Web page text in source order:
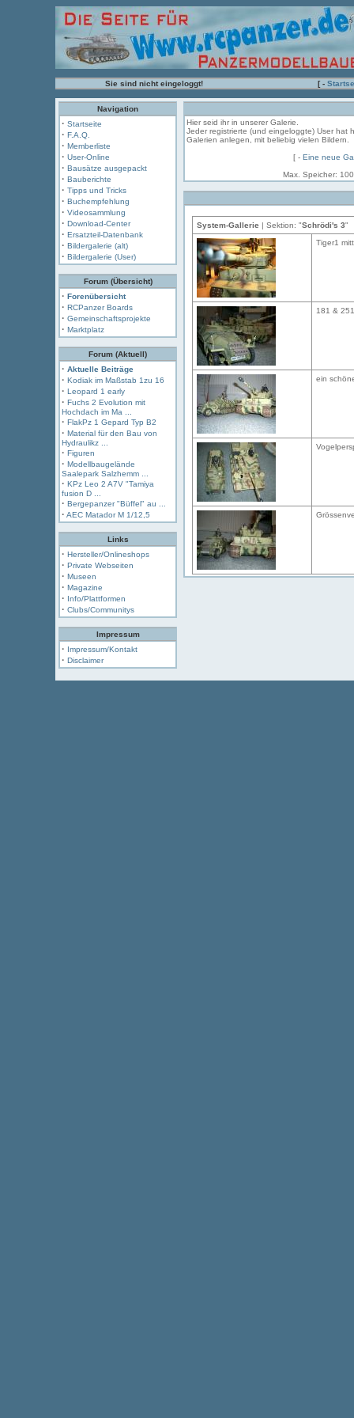
Sie sind nicht eingeloggt! [ -
Navigation
· Startseite
· F.A.Q.
· Memberliste
· User-Online
· Bausätze ausgepackt
· Bauberichte
· Tipps und Tricks
· Buchempfehlung
· Videosammlung
· Download-Center
· Ersatzteil-Datenbank
· Bildergalerie (alt)
· Bildergalerie (User)
Forum (Übersicht)
· Forenübersicht
· RCPanzer Boards
· Gemeinschaftsprojekte
· Marktplatz
Forum (Aktuell)
· Aktuelle Beiträge
· Kodiak im Maßstab 1zu 16
· Leopard 1 early
· Fuchs 2 Evolution mit
Hochdach im Ma ...
· FlakPz 1 Gepard Typ B2
· Material für den Bau von
Hydraulikz ...
· Figuren
· Modellbaugelände
Saalepark Salzhemm ...
· KPz Leo 2 A7V "Tamiya
fusion D ...
· Bergepanzer "Büffel" au ...
· AEC Matador M 1/12,5
Links
· Hersteller/Onlineshops
· Private Webseiten
· Museen
· Magazine
· Info/Plattformen
· Clubs/Communitys
Impressum
· Impressum/Kontakt
· Disclaimer
Hier seid ihr in unserer Galerie.
Jeder registrierte (und eingeloggte) User hat
Galerien anlegen, mit beliebig vielen Bildern.
[ - Eine neue
Max. Speicher:
System-Gallerie | Sektion: "Schrödi's 3"
Tiger1
181 &
ein